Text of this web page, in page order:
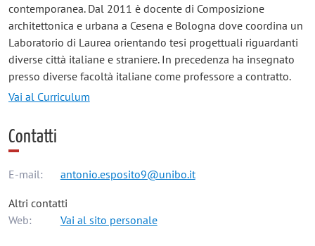
contemporanea. Dal 2011 è docente di Composizione
architettonica e urbana a Cesena e Bologna dove coordina un
Laboratorio di Laurea orientando tesi progettuali riguardanti
diverse città italiane e straniere. In precedenza ha insegnato
presso diverse facoltà italiane come professore a contratto.
Vai al Curriculum
Contatti
E-mail: antonio.esposito9@unibo.it
Altri contatti
Web:
Vai al sito personale